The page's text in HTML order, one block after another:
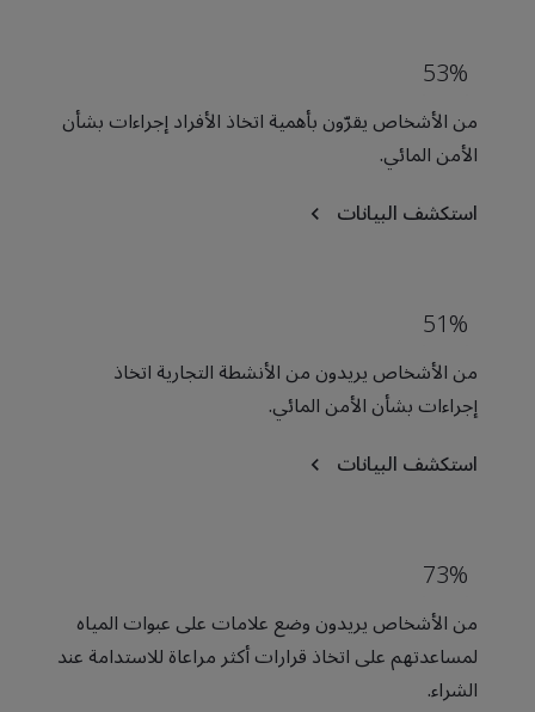
53%
من الأشخاص يقرّون بأهمية اتخاذ الأفراد إجراءات بشأن
الأمن المائي.
استكشف البيانات
51%
من الأشخاص يريدون من الأنشطة التجارية اتخاذ
إجراءات بشأن الأمن المائي.
استكشف البيانات
73%
من الأشخاص يريدون وضع علامات على عبوات المياه
لمساعدتهم على اتخاذ قرارات أكثر مراعاة للاستدامة عند
الشراء.